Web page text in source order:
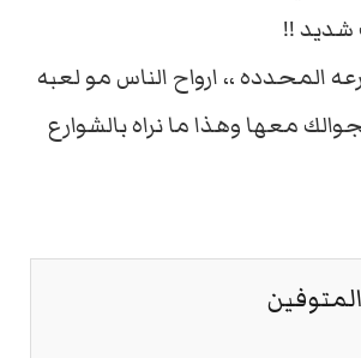
شديد !!
المحدده ،، ارواح الناس مو لعبه
معها وهذا ما نراه بالشوارع